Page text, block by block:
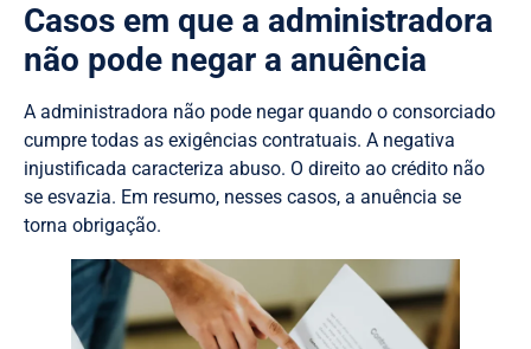
Casos em que a administradora
não pode negar a anuência
A administradora não pode negar quando o consorciado
cumpre todas as exigências contratuais. A negativa
injustificada caracteriza abuso. O direito ao crédito não
se esvazia. Em resumo, nesses casos, a anuência se
torna obrigação.